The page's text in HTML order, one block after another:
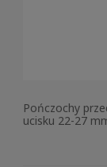
Pończochy
ucisku 22-27